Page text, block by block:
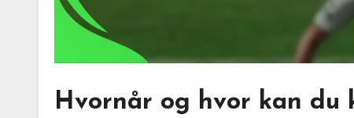
Hvornår og hvor kan du